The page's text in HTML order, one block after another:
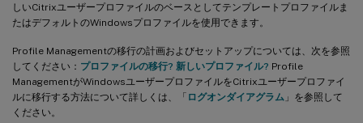
しいCitrixユーザープロファイルのベースとしてテンプレートプロファイルま
たはデフォルトのWindowsプロファイルを使用できます。
Profile Managementの移行の計画およびセットアップについては、次を参照
してください： プロファイルの移行? 新しいプロファイル? Profile
ManagementがWindowsユーザープロファイルをCitrixユーザープロファイ
ルに移行する方法について詳しくは、「 ログオンダイアグラム 」を参照して
ください。